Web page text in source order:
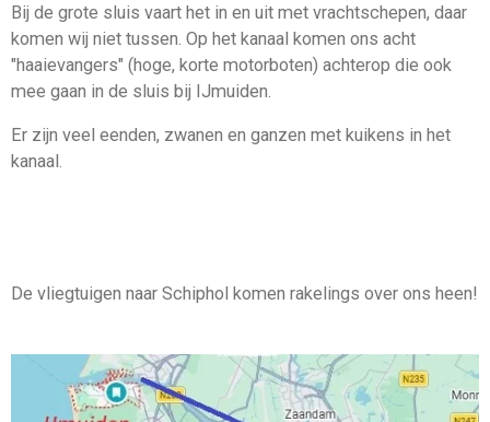
Bij de grote sluis vaart het in en uit met vrachtschepen, daar
komen wij niet tussen. Op het kanaal komen ons acht
"haaievangers" (hoge, korte motorboten) achterop die ook
mee gaan in de sluis bij IJmuiden.
Er zijn veel eenden, zwanen en ganzen met kuikens in het
kanaal.
De vliegtuigen naar Schiphol komen rakelings over ons heen!